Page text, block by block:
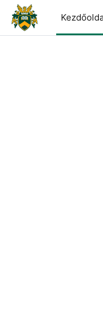
Tovább a fő tartalomhoz